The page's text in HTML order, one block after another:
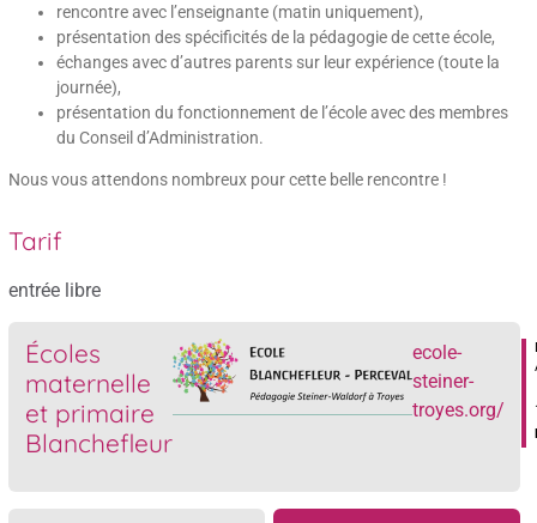
Écoles
maternelle
et primaire
Blanchefleur
ecole-
steiner-
troyes.org/
rencontre avec l’enseignante (matin uniquement),
présentation des spécificités de la pédagogie de cette école,
échanges avec d’autres parents sur leur expérience (toute la
journée),
présentation du fonctionnement de l’école avec des membres
du Conseil d’Administration.
Nous vous attendons nombreux pour cette belle rencontre !
Tarif
entrée libre